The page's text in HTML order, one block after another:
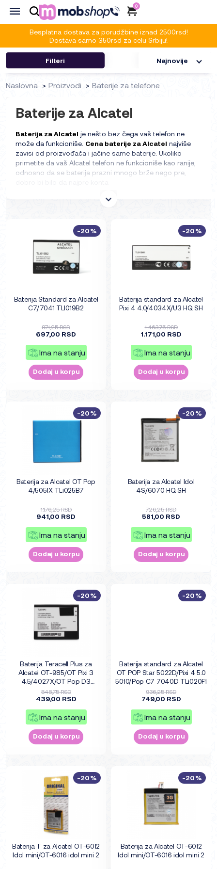
0
Besplatna dostava za porudžbine iznad 2500rsd!
Dostava samo 350rsd za celu Srbiju!
Filteri Najnovije
Naslovna Proizvodi Baterije za telefone
Baterije za Alcatel
Baterija za Alcatel je nešto bez čega vaš telefon ne
može da funkcioniše. Cena baterije za Alcatel najviše
zavisi od proizvođača i jačine same baterije. Ukoliko
primetite da vaš Alcatel telefon ne funkcioniše kao ranije,
odnosno da se baterija prazni mnogo brže nego pre,
Baterija Standard za Alcatel
C7/7041 TLI019B2
871,25 RSD
697,00 RSD
Ima na stanju
Dodaj u korpu
-20%
Baterija standard za Alcatel
Pixi 4 4.0/4034X/U3 HQ SH
1.463,75 RSD
1.171,00 RSD
Ima na stanju
Dodaj u korpu
-20%
Baterija za Alcatel OT Pop
4/5051X TLi025B7
1.176,25 RSD
941,00 RSD
Ima na stanju
Dodaj u korpu
-20%
Baterija za Alcatel Idol
4S/6070 HQ SH
726,25 RSD
581,00 RSD
Ima na stanju
Dodaj u korpu
-20%
Baterija Teracell Plus za
Alcatel OT-985/OT Pixi 3
4.5/4027X/OT Pop D3
1800mAh TLi014A1
548,75 RSD
439,00 RSD
Ima na stanju
Dodaj u korpu
-20%
Baterija standard za Alcatel
OT POP Star 5022D/Pixi 4 5.0
5010/Pop C7 7040D TLi020F1
936,25 RSD
749,00 RSD
Ima na stanju
Dodaj u korpu
-20%
Baterija T za Alcatel OT-6012
Idol mini/OT-6016 idol mini 2
-20%
Baterija za Alcatel OT-6012
Idol mini/OT-6016 idol mini 2
-20%